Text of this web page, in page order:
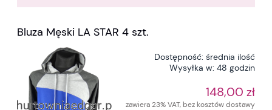
Bluza Męski LA STAR 4 szt.
Dostępność: średnia ilość
Wysyłka w: 48 godzin
148,00 zł
zawiera 23% VAT, bez kosztów dostawy